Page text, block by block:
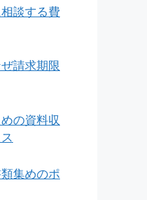
談する費
請求期限
の資料収
集めのポ